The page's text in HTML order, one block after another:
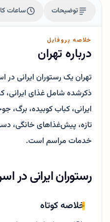
توضیحات ساعات
خلاصه پروفایل
درباره تهران
تهران یک رستوران ایرانی
ذکرشده شامل غذای ایرانی،
ایرانی، کباب کوبیده، برگ،
تازه، پیش‌غذاهای خانگی،
خدمات مراسم است.
رستوران ایرانی در
خلاصه کوتاه